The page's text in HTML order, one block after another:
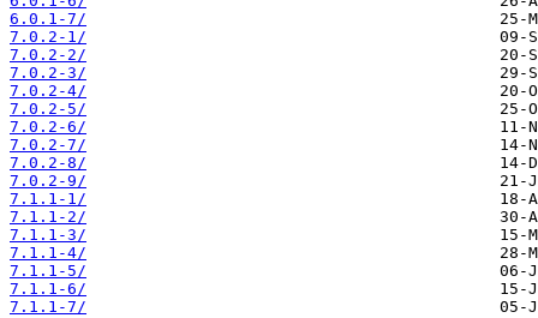
6.0.1-7/
7.0.2-1/
7.0.2-2/
7.0.2-3/
7.0.2-4/
7.0.2-5/
7.0.2-6/
7.0.2-7/
7.0.2-8/
7.0.2-9/
7.1.1-1/
7.1.1-2/
7.1.1-3/
7.1.1-4/
7.1.1-5/
7.1.1-6/
7.1.1-7/